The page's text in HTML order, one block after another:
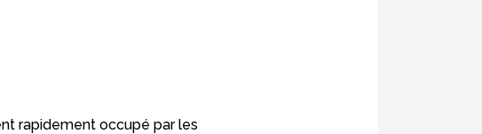
rapidement occupé par les